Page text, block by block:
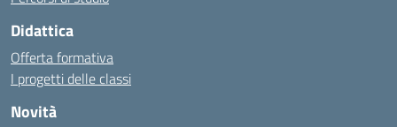
Didattica
Offerta formativa
I progetti delle classi
Novità